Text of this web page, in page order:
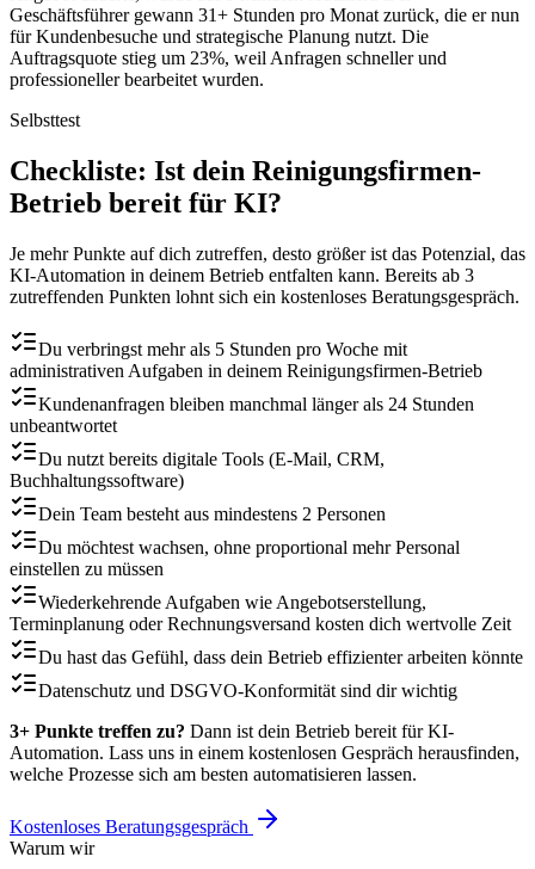
Geschäftsführer gewann 31+ Stunden pro Monat zurück, die er nun
für Kundenbesuche und strategische Planung nutzt. Die
Auftragsquote stieg um 23%, weil Anfragen schneller und
professioneller bearbeitet wurden.
Selbsttest
Checkliste: Ist dein Reinigungsfirmen-
Betrieb bereit für KI?
Je mehr Punkte auf dich zutreffen, desto größer ist das Potenzial, das
KI-Automation in deinem Betrieb entfalten kann. Bereits ab 3
zutreffenden Punkten lohnt sich ein kostenloses Beratungsgespräch.
Du verbringst mehr als 5 Stunden pro Woche mit
administrativen Aufgaben in deinem Reinigungsfirmen-Betrieb
Kundenanfragen bleiben manchmal länger als 24 Stunden
unbeantwortet
Du nutzt bereits digitale Tools (E-Mail, CRM,
Buchhaltungssoftware)
Dein Team besteht aus mindestens 2 Personen
Du möchtest wachsen, ohne proportional mehr Personal
einstellen zu müssen
Wiederkehrende Aufgaben wie Angebotserstellung,
Terminplanung oder Rechnungsversand kosten dich wertvolle Zeit
Du hast das Gefühl, dass dein Betrieb effizienter arbeiten könnte
Datenschutz und DSGVO-Konformität sind dir wichtig
3+ Punkte treffen zu? Dann ist dein Betrieb bereit für KI-
Automation. Lass uns in einem kostenlosen Gespräch herausfinden,
welche Prozesse sich am besten automatisieren lassen.
Kostenloses Beratungsgespräch
Warum wir